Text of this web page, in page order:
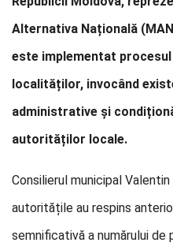
Alternativa Națională
este implementat procesul
localităților, invocând
administrative și
autorităților locale.
Consilierul municipal
autoritățile au respins
semnificativă a numărului de